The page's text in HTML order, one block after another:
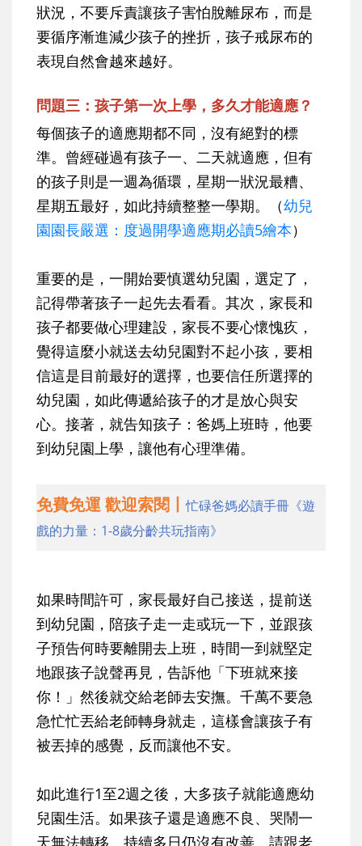
狀況，不要斥責讓孩子害怕脫離尿布，而是
要循序漸進減少孩子的挫折，孩子戒尿布的
表現自然會越來越好。
問題三：孩子第一次上學，多久才能適應？
每個孩子的適應期都不同，沒有絕對的標
準。曾經碰過有孩子一、二天就適應，但有
的孩子則是一週為循環，星期一狀況最糟、
星期五最好，如此持續整整一學期。（幼兒
園園長嚴選：度過開學適應期必讀5繪本）
重要的是，一開始要慎選幼兒園，選定了，
記得帶著孩子一起先去看看。其次，家長和
孩子都要做心理建設，家長不要心懷愧疚，
覺得這麼小就送去幼兒園對不起小孩，要相
信這是目前最好的選擇，也要信任所選擇的
幼兒園，如此傳遞給孩子的才是放心與安
心。接著，就告知孩子：爸媽上班時，他要
到幼兒園上學，讓他有心理準備。
免費免運 歡迎索閱丨忙碌爸媽必讀手冊《遊
戲的力量：1-8歲分齡共玩指南》
如果時間許可，家長最好自己接送，提前送
到幼兒園，陪孩子走一走或玩一下，並跟孩
子預告何時要離開去上班，時間一到就堅定
地跟孩子說聲再見，告訴他「下班就來接
你！」然後就交給老師去安撫。千萬不要急
急忙忙丟給老師轉身就走，這樣會讓孩子有
被丟掉的感覺，反而讓他不安。
如此進行1至2週之後，大多孩子就能適應幼
兒園生活。如果孩子還是適應不良、哭鬧一
天無法轉移、持續多日仍沒有改善，請跟老